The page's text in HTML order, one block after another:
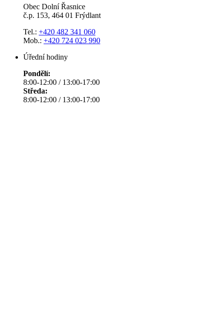
Obec Dolní Řasnice
č.p. 153, 464 01 Frýdlant
Tel.: +420 482 341 060
Mob.: +420 724 023 990
Úřední hodiny
Pondělí:
8:00-12:00 / 13:00-17:00
Středa:
8:00-12:00 / 13:00-17:00